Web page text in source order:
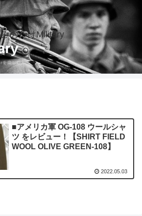
みのたけMilitary
■アメリカ軍 OG-108 ウールシャ
ツ をレビュー！【SHIRT FIELD
WOOL OLIVE GREEN-108】
2022.05.03